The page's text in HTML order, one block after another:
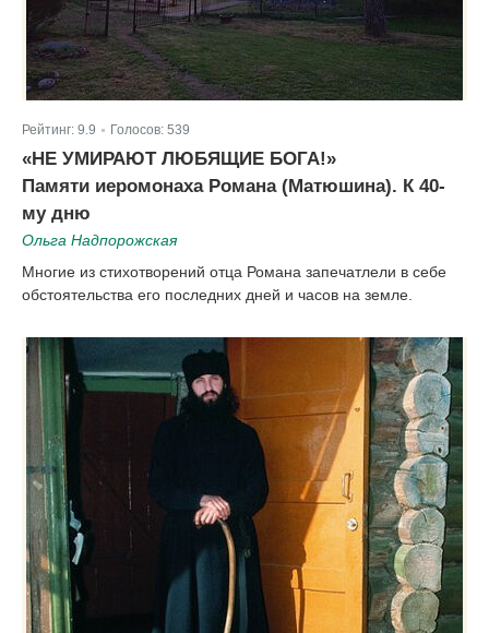
Рейтинг: 9.9 Голосов: 539
«НЕ УМИРАЮТ ЛЮБЯЩИЕ БОГА!»
Памяти иеромонаха Романа (Матюшина). К 40-
му дню
Ольга Надпорожская
Многие из стихотворений отца Романа запечатлели в себе
обстоятельства его последних дней и часов на земле.